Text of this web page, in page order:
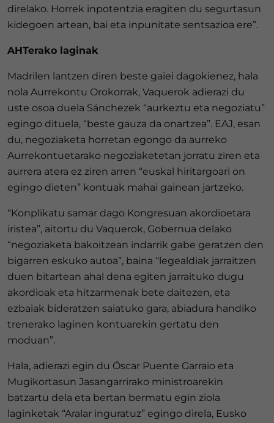
direlako. Horrek inpotentzia eragiten du segurtasun
kidegoen artean, bai eta inpunitate sentsazioa ere”.
AHTerako laginak
Madrilen lantzen diren beste gaiei dagokienez, hala
nola Aurrekontu Orokorrak, Vaquerok adierazi du
uste osoa duela Sánchezek “aurkeztu eta negoziatu”
egingo dituela, “beste gauza da onartzea”. EAJ, esan
du, negoziaketa horretan egongo da aurreko
Aurrekontuetarako negoziaketetan jorratu ziren eta
aurrera atera ez ziren arren “euskal hiritargoari on
egingo dieten” kontuak mahai gainean jartzeko.
“Konplikatu samar dago Kongresuan akordioetara
iristea”, aitortu du Vaquerok, Gobernua delako
“negoziaketa bakoitzean indarrik gabe geratzen den
bigarren eskuko autoa”, baina “legealdiak jarraitzen
duen bitartean ahal dena egiten jarraituko dugu
akordioak eta hitzarmenak bete daitezen, eta
ezbaiak bideratzen saiatuko gara, abiadura handiko
trenerako laginen kontuarekin gertatu den
moduan”.
Hala, adierazi egin du Óscar Puente Garraio eta
Mugikortasun Jasangarrirako ministroarekin
batzartu dela eta bertan bermatu egin ziola
laginketak “Aralar inguratuz” egingo direla, Eusko